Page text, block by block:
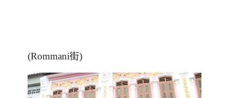
(Rommani街)